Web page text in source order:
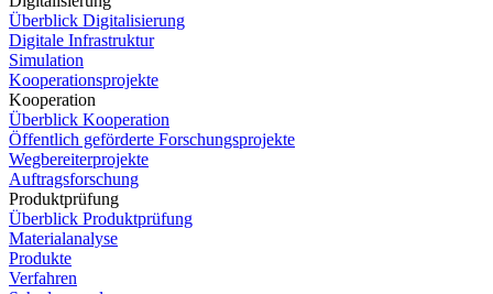
Überblick Digitalisierung
Digitale Infrastruktur
Simulation
Kooperationsprojekte
Kooperation
Überblick Kooperation
Öffentlich geförderte Forschungsprojekte
Wegbereiterprojekte
Auftragsforschung
Produktprüfung
Überblick Produktprüfung
Materialanalyse
Produkte
Verfahren